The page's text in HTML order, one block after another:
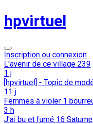
hpvirtuel
Inscription ou connexion
L'avenir de ce village 239
1 j
[hpvirtuel] - Topic de
11 j
Femmes à violer 1
3 h
J'ai bu et fumé 16 Saturne